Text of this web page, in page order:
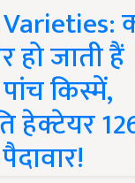
Varieties:
हो जाती हैं
किस्में,
हेक्टेयर